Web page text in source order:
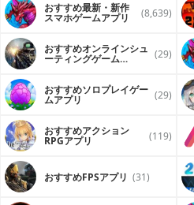
おすすめ最新・新作
スマホゲームアプリ (8,639)
おすすめオンラインシュ
ーティングゲーム (29)
おすすめソロプレイゲー
ムアプリ (29)
おすすめアクション
RPGアプリ (119)
おすすめFPSアプリ (31)